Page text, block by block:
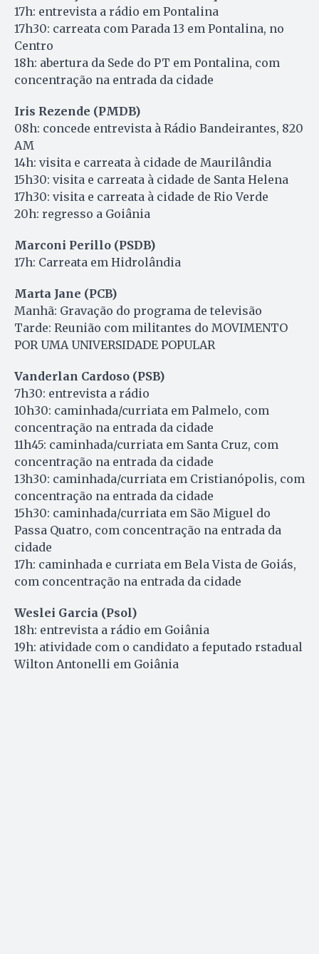
17h: entrevista a rádio em Pontalina
17h30: carreata com Parada 13 em Pontalina, no
Centro
18h: abertura da Sede do PT em Pontalina, com
concentração na entrada da cidade
Iris Rezende (PMDB)
08h: concede entrevista à Rádio Bandeirantes, 820
AM
14h: visita e carreata à cidade de Maurilândia
15h30: visita e carreata à cidade de Santa Helena
17h30: visita e carreata à cidade de Rio Verde
20h: regresso a Goiânia
Marconi Perillo (PSDB)
17h: Carreata em Hidrolândia
Marta Jane (PCB)
Manhã: Gravação do programa de televisão
Tarde: Reunião com militantes do MOVIMENTO
POR UMA UNIVERSIDADE POPULAR
Vanderlan Cardoso (PSB)
7h30: entrevista a rádio
10h30: caminhada/curriata em Palmelo, com
concentração na entrada da cidade
11h45: caminhada/curriata em Santa Cruz, com
concentração na entrada da cidade
13h30: caminhada/curriata em Cristianópolis, com
concentração na entrada da cidade
15h30: caminhada/curriata em São Miguel do
Passa Quatro, com concentração na entrada da
cidade
17h: caminhada e curriata em Bela Vista de Goiás,
com concentração na entrada da cidade
Weslei Garcia (Psol)
18h: entrevista a rádio em Goiânia
19h: atividade com o candidato a feputado rstadual
Wilton Antonelli em Goiânia